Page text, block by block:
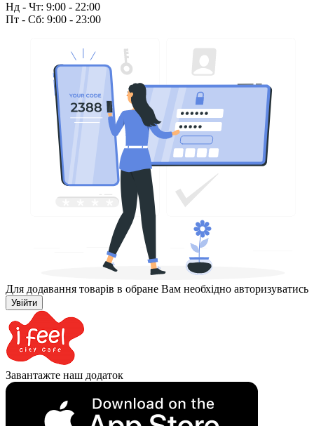
Нд - Чт: 9:00 - 22:00
Пт - Сб: 9:00 - 23:00
Для додавання товарів в обране Вам необхідно авторизуватись
Увійти
Завантажте наш додаток